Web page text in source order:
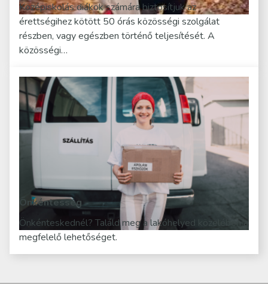
Középiskolás diákok számára biztosítjuk az
érettségihez kötött 50 órás közösségi szolgálat
részben, vagy egészben történő teljesítését. A
közösségi…
Önkéntesség
Önkénteskednél? Találd meg a lakóhelyed közelében a
megfelelő lehetőséget.